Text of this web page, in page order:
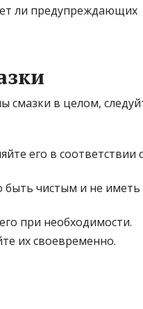
ли предупреждающих
смазки в целом,
его в соответствии с
чистым и не иметь
при необходимости.
их своевременно.